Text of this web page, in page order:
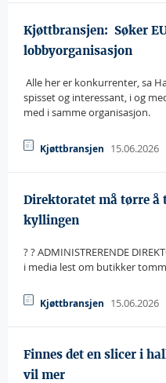
Kjøttbransjen:  Søker
lobbyorganisasjon
 Alle her er konkurrenter, sa
spisset og interessant, i og
med i samme organisasjon.
Kjøttbransjen 15.06.2026
Direktoratet må tørre å
kyllingen
? ? ADMINISTRERENDE
i media lest om butikker
Kjøttbransjen 15.06.2026
Finnes det en slicer i
vil mer